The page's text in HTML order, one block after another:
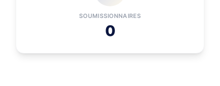
SOUMISSIONNAIRES
0